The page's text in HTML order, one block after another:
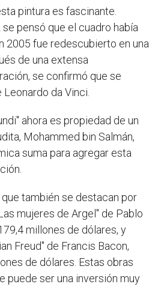
pintura es fascinante.
pensó que el cuadro había
2005 fue redescubierto en una
de una extensa
se confirmó que se
da Vinci.
ahora es propiedad de un
Mohammed bin Salmán,
suma para agregar esta
también se destacan por
mujeres de Argel" de Pablo
millones de dólares, y
Freud" de Francis Bacon,
de dólares. Estas obras
puede ser una inversión muy